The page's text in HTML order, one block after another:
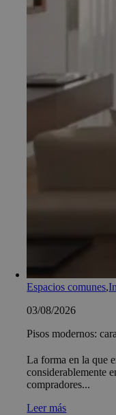
Espacios comunes,
03/08/2026
Pisos modernos:
La forma en la que
considerablemente
compradores...
Leer más